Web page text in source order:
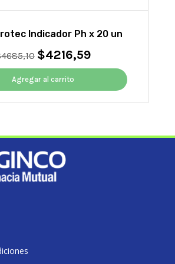
Indicador Ph x 20 un
4685,10 El
precio
original
era:
$4685,10.
$4216,59El
precio
es:
$4216,59.
Agregar al carrito